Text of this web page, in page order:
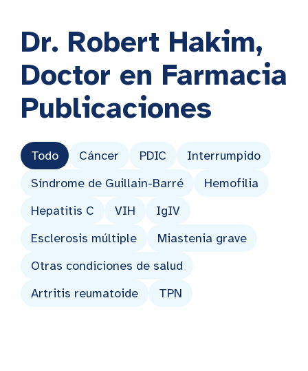
Dr. Robert Hakim,
Doctor en Farmacia
Publicaciones
Todo Cáncer PDIC
Interrumpido
Síndrome de Guillain-Barré
Hemofilia
Hepatitis C
VIH
IgIV
Esclerosis múltiple
Miastenia grave
Otras condiciones de salud
Artritis reumatoide
TPN